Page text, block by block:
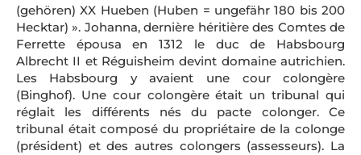
(gehören) XX Hueben (Huben = ungefähr 180 bis 200
Hecktar) ». Johanna, dernière héritière des Comtes de
Ferrette épousa en 1312 le duc de Habsbourg
Albrecht II et Réguisheim devint domaine autrichien.
Les Habsbourg y avaient une cour colongère
(Binghof). Une cour colongère était un tribunal qui
réglait les différents nés du pacte colonger. Ce
tribunal était composé du propriétaire de la colonge
(président) et des autres colongers (assesseurs). La